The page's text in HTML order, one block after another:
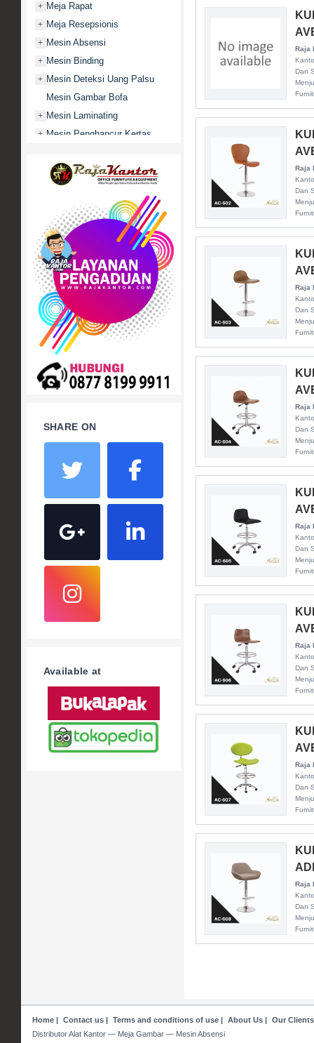
+ Meja Rapat
+ Meja Resepsionis
+ Mesin Absensi
+ Mesin Binding
+ Mesin Deteksi Uang Palsu
Mesin Gambar Bofa
+ Mesin Laminating
+ Mesin Penghancur Kertas
Mobile File / Roll O Pack
Movitex
Paper Cutter
Partisi Kantor
Promo
+ Rak Serbaguna
+ Ranjang Besi
+ Sofa Kantor
+ Springbed
White Board / Papan Tulis
SHARE ON
Available at
Raja
Dan
Raja
Dan
Raja
Dan
Raja
Dan
Raja
Dan
Raja
Dan
Raja
Dan
Raja
Dan
Home| Contact us| Terms and conditions of use| About Us| Our Clients
Distributor Alat Kantor — Meja Gambar — Mesin Absensi